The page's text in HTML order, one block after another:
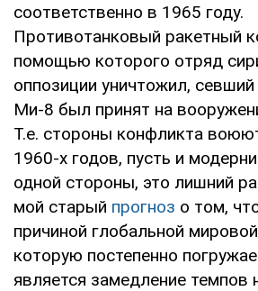
соответственно в 1965 году.
Противотанковый ракетный
помощью которого отряд
оппозиции уничтожил, севший
Ми-8 был принят на
Т.е. стороны конфликта
1960-х годов, пусть и
одной стороны, это лишний
мой старый прогноз о том,
причиной глобальной
которую постепенно
является замедление темпов